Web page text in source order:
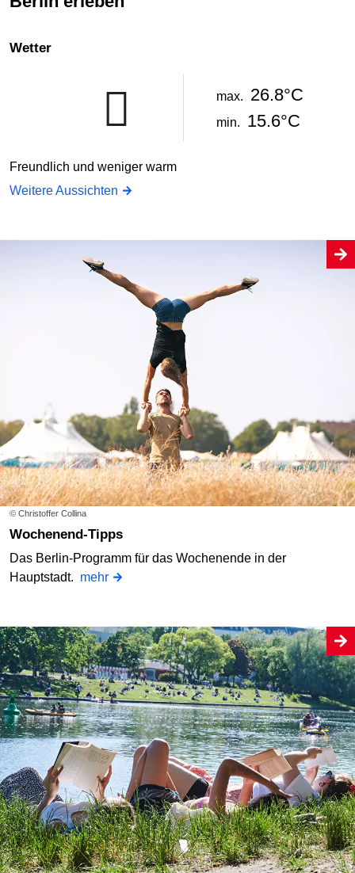
Wetter
max. 26.8°C
min. 15.6°C
Freundlich und weniger warm
Weitere Aussichten
© Christoffer Collina
Wochenend-Tipps
Das Berlin-Programm für das Wochenende in der
Hauptstadt. mehr